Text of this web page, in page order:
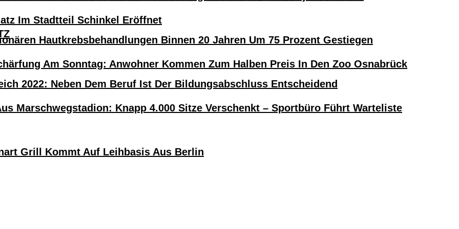
Hautkrebsbehandlungen Binnen 20 Jahren Um 75 Prozent Gestiegen
2022: Neben Dem Beruf Ist Der Bildungsabschluss Entscheidend
Im Stadtteil Schinkel Eröffnet
Am Sonntag: Anwohner Kommen Zum Halben Preis In Den Zoo Osnabrück
Marschwegstadion: Knapp 4.000 Sitze Verschenkt – Sportbüro Führt Warteliste
Grill Kommt Auf Leihbasis Aus Berlin